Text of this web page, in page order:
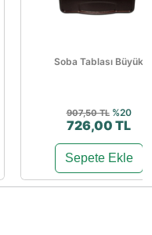
Soba Tablası Büyük
907,50 TL %20
726,00 TL
Sepete Ekle